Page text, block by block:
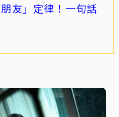
友」定律！一句話